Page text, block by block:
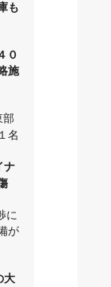
も
０
施
部
名
ナ
に
が
大